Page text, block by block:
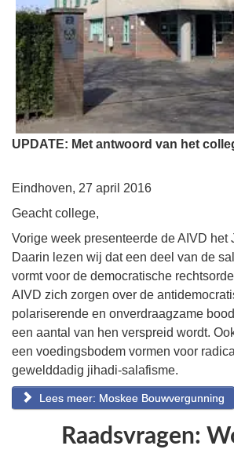
UPDATE: Met antwoord van het
Eindhoven, 27 april 2016
Geacht college,
Vorige week presenteerde de AIVD het
Daarin lezen wij dat een deel van de
vormt voor de democratische
AIVD zich zorgen over de
polariserende en onverdraagzame
een aantal van hen verspreid wordt.
een voedingsbodem vormen voor
gewelddadig jihadi-salafisme.
Lees meer: Moskee Bouwvergunning
Raadsvragen: